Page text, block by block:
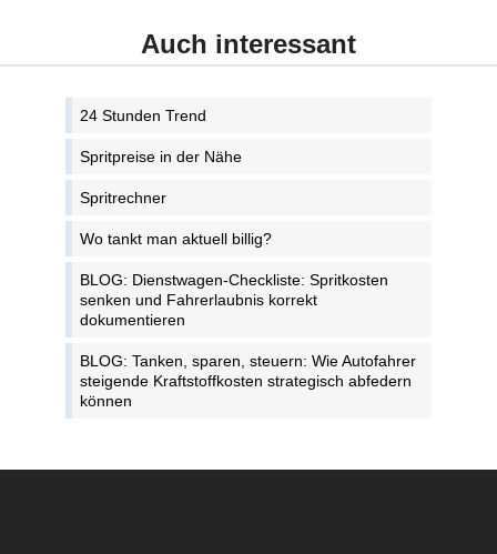
Auch interessant
24 Stunden Trend
Spritpreise in der Nähe
Spritrechner
Wo tankt man aktuell billig?
BLOG: Dienstwagen-Checkliste: Spritkosten
senken und Fahrerlaubnis korrekt
dokumentieren
BLOG: Tanken, sparen, steuern: Wie Autofahrer
steigende Kraftstoffkosten strategisch abfedern
können